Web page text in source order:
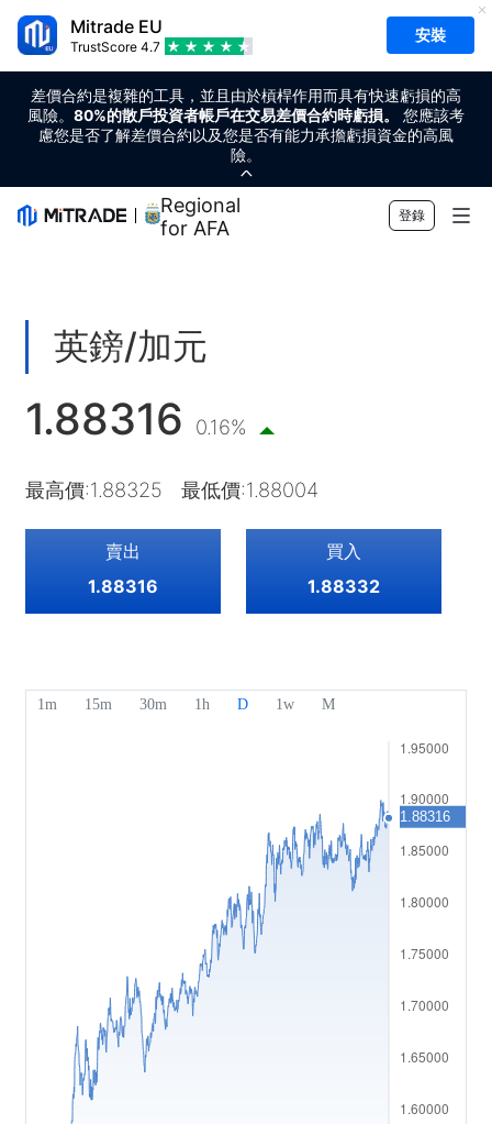
Mitrade EU
TrustScore 4.7
安裝
差價合約是複雜的工具，並且由於槓桿作用而具有快速虧損的高
風險。 80%的散戶投資者帳戶在交易差價合約時虧損。
您應該考
慮您是否了解差價合約以及您是否有能力承擔虧損資金的高風
險。
Regional Sponsor
for AFA
登錄
加密貨幣
指數
交易
交易平台
風險管理
市場工具
財經日曆
獎項及榮譽
工作機會
幫助中心
English
Français
简体中文
英鎊/加元
1.88316 0.16%
最高價:1.88325 最低價:1.88004
賣出
1.88316
買入
1.88332